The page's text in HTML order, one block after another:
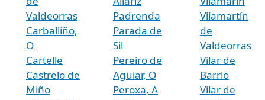
Valdeorras
Carballiño,
O
Cartelle
Castrelo de
Miño
Padrenda
Parada de
Sil
Pereiro de
Aguiar, O
Peroxa, A
Vilamartín
de
Valdeorras
Vilar de
Barrio
Vilar de